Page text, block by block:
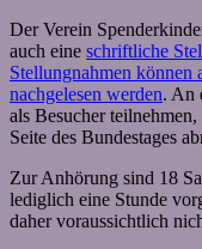
Der Verein
auch eine schriftliche
Stellungnahmen können
nachgelesen werden. An
als Besucher
Seite des Bundestages
Zur Anhörung sind 18
lediglich eine Stunde
daher voraussichtlich